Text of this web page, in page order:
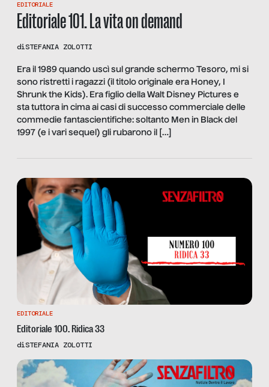
EDITORIALE
Editoriale 101. La vita on demand
diSTEFANIA ZOLOTTI
Era il 1989 quando uscì sul grande schermo Tesoro, mi si
sono ristretti i ragazzi (il titolo originale era Honey, I
Shrunk the Kids). Era figlio della Walt Disney Pictures e
sta tuttora in cima ai casi di successo commerciale delle
commedie fantascientifiche: soltanto Men in Black del
1997 (e i vari sequel) gli rubarono il […]
EDITORIALE
Editoriale 100. Ridica 33
diSTEFANIA ZOLOTTI